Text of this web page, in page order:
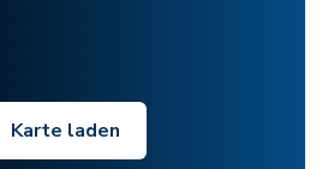
Karte laden